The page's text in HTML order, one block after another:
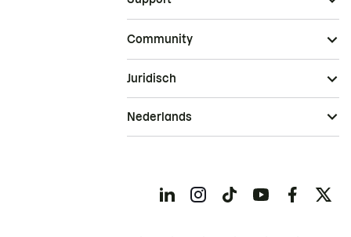
Community
Juridisch
Nederlands